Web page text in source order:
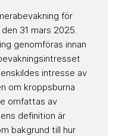
för
31 mars 2025.
genomföras innan
intresse av
om kroppsburna
omfattas av
definition är
bakgrund till hur